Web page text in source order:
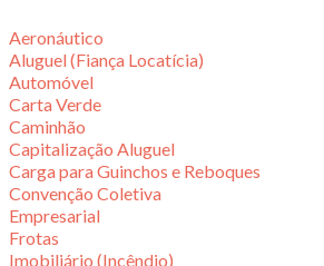
Aeronáutico
Aluguel (Fiança Locatícia)
Automóvel
Carta Verde
Caminhão
Capitalização Aluguel
Carga para Guinchos e Reboques
Convenção Coletiva
Empresarial
Frotas
Imobiliário (Incêndio)